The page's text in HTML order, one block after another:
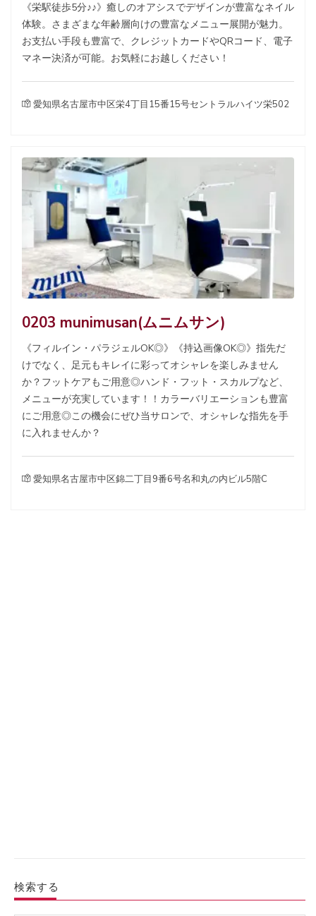
《栄駅徒歩5分♪♪》癒しのオアシスでデザインが豊富なネイル
体験。さまざまな年齢層向けの豊富なメニュー展開が魅力。
お支払い手段も豊富で、クレジットカードやQRコード、電子
マネー決済が可能。お気軽にお越しください！
愛知県名古屋市中区栄4丁目15番15号セントラルハイツ栄502
0203 munimusan(ムニムサン)
《フィルイン・パラジェルOK◎》《持込画像OK◎》指先だ
けでなく、足元もキレイに彩ってオシャレを楽しみません
か？フットケアもご用意◎ハンド・フット・スカルプなど、
メニューが充実しています！！カラーバリエーションも豊富
にご用意◎この機会にぜひ当サロンで、オシャレな指先を手
に入れませんか？
愛知県名古屋市中区錦二丁目9番6号名和丸の内ビル5階C
検索する